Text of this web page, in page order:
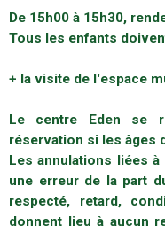
De 15h00 à 15h30,
Tous les enfants
+ la visite de l'espace
Le centre Eden se
réservation si les âges
Les annulations liées
une erreur de la part
respecté, retard,
donnent lieu à aucun